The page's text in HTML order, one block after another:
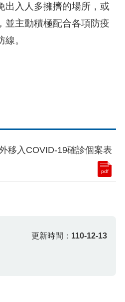
出入人多擁擠的場所，或
並主動積極配合各項防疫
。
移入COVID-19確診個案表
pdf
更新時間： 110-12-13